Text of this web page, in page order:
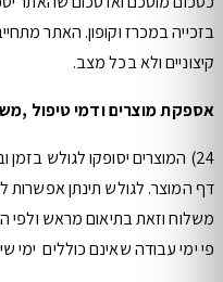
בזכייה במכרז וקופון. האתר
קיצוניים ולא בכל מצב.
אספקת מוצרים ודמי טיפול
24) המוצרים יסופקו לגולש
דף המוצר. לגולש תינתן אפשרות
משלוח וזאת בתיאום מראש ולפי
פי ימי עבודה שאינם כוללים ימי